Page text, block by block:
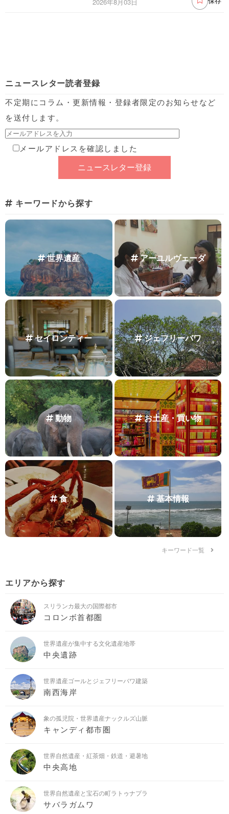
ニュースレター読者登録
不定期にコラム・更新情報・登録者限定のお知らせなど
を送付します。
メールアドレスを確認しました
キーワードから探す
世界遺産 アーユルヴェーダ
セイロンティー ジェフリーバワ
動物 お土産・買い物
食 基本情報
キーワード一覧
エリアから探す
スリランカ最大の国際都市
コロンボ首都圏
世界遺産が集中する文化遺産地帯
中央遺跡
世界遺産ゴールとジェフリーバワ建築
南西海岸
象の孤児院・世界遺産ナックルズ山脈
キャンディ都市圏
世界自然遺産・紅茶畑・鉄道・避暑地
中央高地
世界自然遺産と宝石の町ラトゥナプラ
サバラガムワ